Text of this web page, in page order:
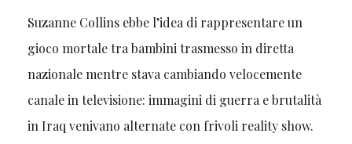
Suzanne Collins ebbe l’idea di rappresentare un
gioco mortale tra bambini trasmesso in diretta
nazionale mentre stava cambiando velocemente
canale in televisione: immagini di guerra e brutalità
in Iraq venivano alternate con frivoli reality show.